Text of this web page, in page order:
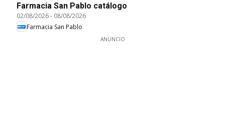
Farmacia San Pablo catálogo
02/08/2026- 08/08/2026
Farmacia San Pablo
ANUNCIO